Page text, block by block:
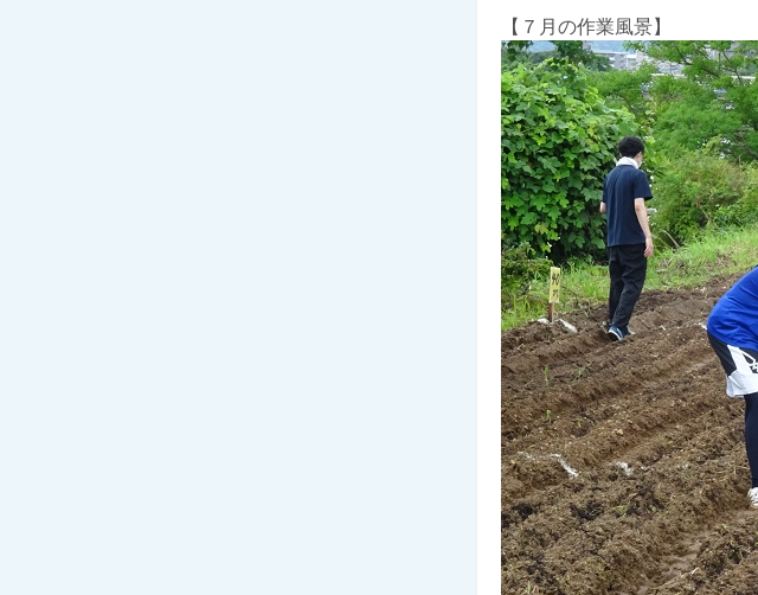
【７月の作業風景】